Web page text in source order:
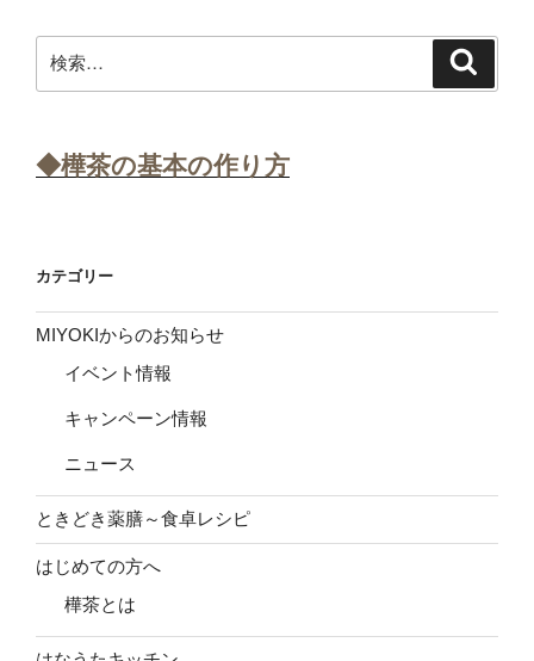
索:
◆樺茶の基本の作り方
カテゴリー
MIYOKIからのお知らせ
イベント情報
キャンペーン情報
ニュース
ときどき薬膳～食卓レシピ
はじめての方へ
樺茶とは